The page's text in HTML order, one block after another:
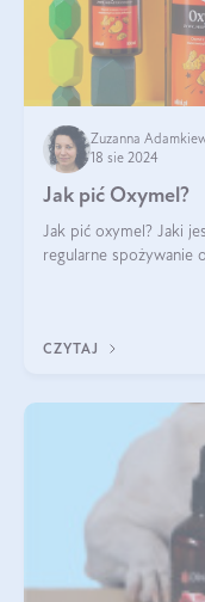
Zuzanna
18 sie 2024
Jak pić Oxymel?
Jak pić oxymel? Jaki
regularne spożywanie
CZYTAJ